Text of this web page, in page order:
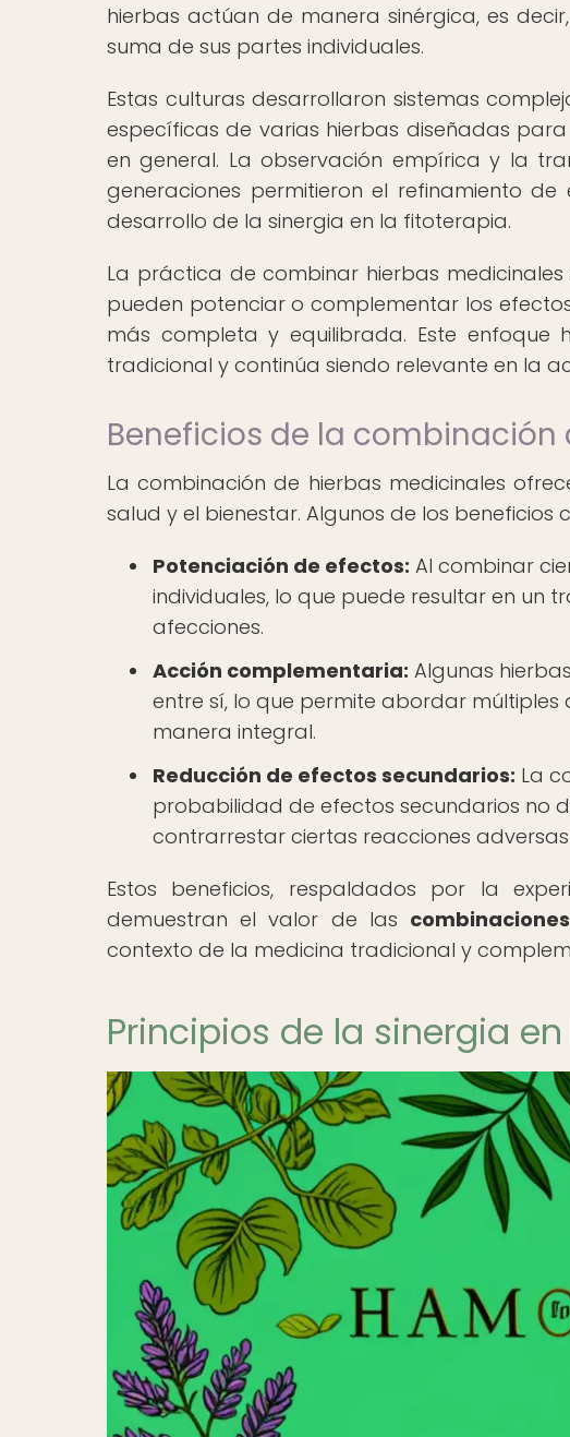
hierbas actúan de manera sinérgica, es
suma de sus partes individuales.
Estas culturas desarrollaron sistemas
específicas de varias hierbas diseñadas
en general. La observación empírica y la
generaciones permitieron el refinamiento
desarrollo de la sinergia en la fitoterapia.
La práctica de combinar hierbas
pueden potenciar o complementar los
más completa y equilibrada. Este
tradicional y continúa siendo relevante en la
Beneficios de la
La combinación de hierbas medicinales
salud y el bienestar. Algunos de los beneficios
Potenciación de efectos: Al combinar
individuales, lo que puede resultar en un
afecciones.
Acción complementaria: Algunas
entre sí, lo que permite abordar
manera integral.
Reducción de efectos secundarios: La
probabilidad de efectos secundarios no
contrarrestar ciertas reacciones
Estos beneficios, respaldados por la
demuestran el valor de las
contexto de la medicina tradicional y
Principios de la sinergia